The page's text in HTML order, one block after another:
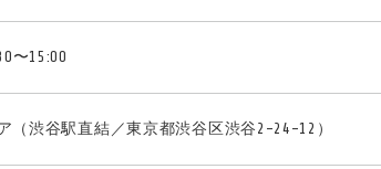
〜15:00
（渋谷駅直結／東京都渋谷区渋谷2-24-12）